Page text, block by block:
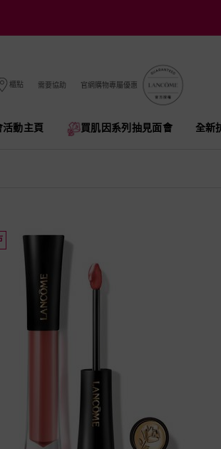
櫃點 需要協助 官網購物專屬優惠
活動主頁 買肌因系列抽見面會​ 全新